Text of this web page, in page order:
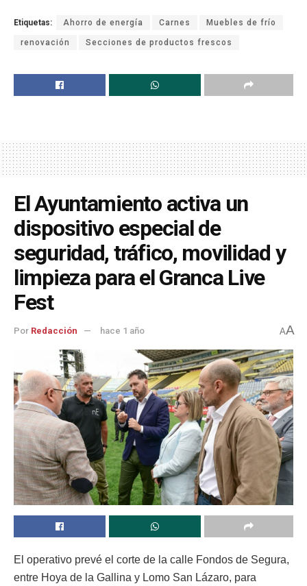
Etiquetas: Ahorro de energía Carnes Muebles de frío
renovación Secciones de productos frescos
El Ayuntamiento activa un
dispositivo especial de
seguridad, tráfico, movilidad y
limpieza para el Granca Live
Fest
Por Redacción hace 1 año AA
El operativo prevé el corte de la calle Fondos de Segura,
entre Hoya de la Gallina y Lomo San Lázaro, para